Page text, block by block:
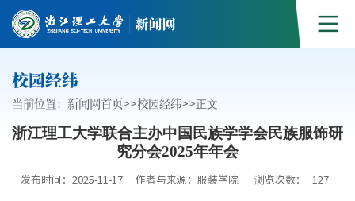
校园经纬
当前位置： 新闻网首页>>校园经纬>>正文
浙江理工大学联合主办中国民族学学会民族服饰研
究分会2025年年会
发布时间：2025-11-17 作者与来源：服装学院 浏览次数： 127